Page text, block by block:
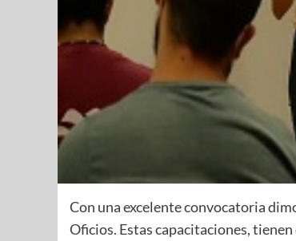
Con una excelente convocatoria
Oficios. Estas capacitaciones,